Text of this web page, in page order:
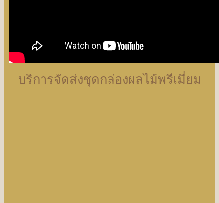
บริการจัดส่งชุดกล่องผลไม้พรีเมี่ยม